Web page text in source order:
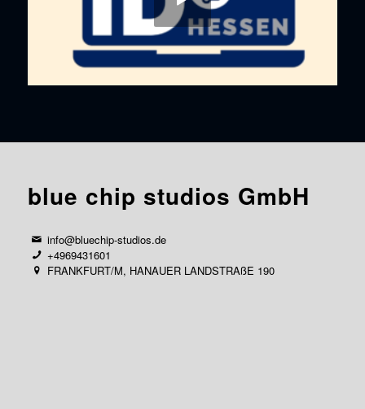
blue chip studios GmbH
info@bluechip-studios.de
+4969431601
FRANKFURT/M, HANAUER LANDSTRAßE 190